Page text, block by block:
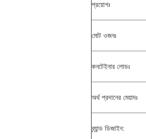
প্রয়োগঃ
মোট ওজনঃ
কনটেইনার লোডঃ
অর্থ প্রদানের মেয়াদঃ
ব্র্যান্ড ডিজাইন: